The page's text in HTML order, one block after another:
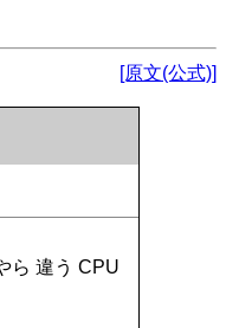
[原文(公式)]
ら 違う CPU